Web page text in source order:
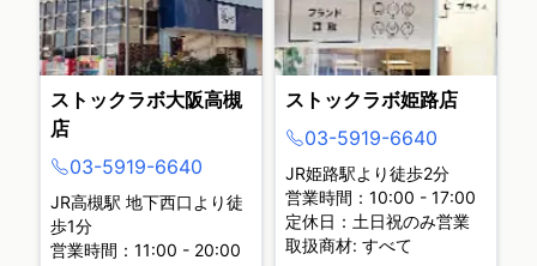
ストックラボ大阪高槻
店
03-5919-6640
JR高槻駅 地下西口より徒
歩1分
営業時間：11:00 - 20:00
ストックラボ姫路店
03-5919-6640
JR姫路駅より徒歩2分
営業時間：10:00 - 17:00
定休日：土日祝のみ営業
取扱商材: すべて